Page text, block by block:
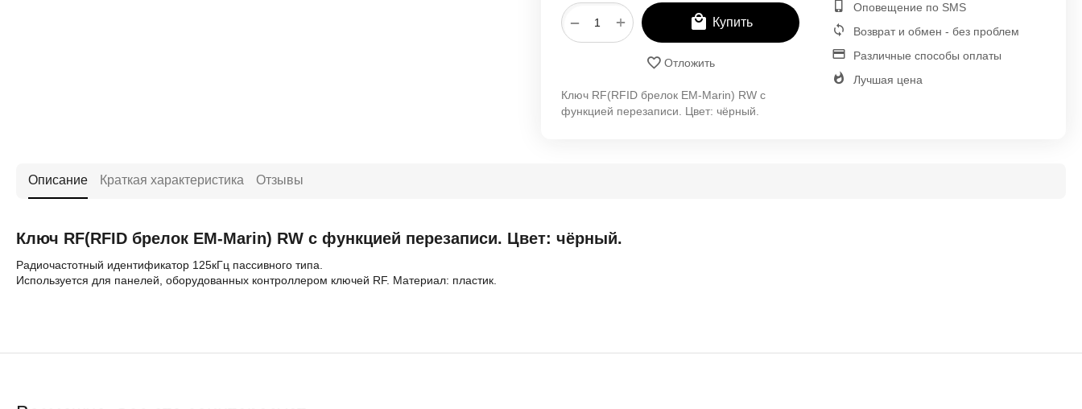
+
− Купить
Отложить
Ключ RF(RFID брелок EM-Marin) RW с
функцией перезаписи. Цвет: чёрный.
Оповещение по SMS
Возврат и обмен - без проблем
Различные способы оплаты
Лучшая цена
Описание Краткая характеристика Отзывы
Ключ RF(RFID брелок EM-Marin) RW с функцией перезаписи. Цвет: чёрный.
Радиочастотный идентификатор 125кГц пассивного типа.
Используется для панелей, оборудованных контроллером ключей RF. Материал: пластик.